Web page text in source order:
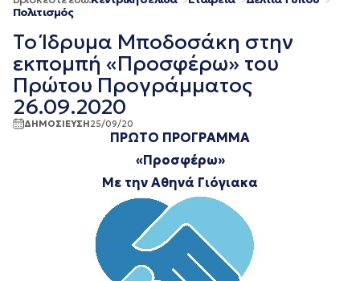
Πολιτισμός
Το Ίδρυμα Μποδοσάκη στην
εκπομπή «Προσφέρω» του
Πρώτου Προγράμματος
26.09.2020
ΔΗΜΟΣΙΕΥΣΗ25/09/20
ΠΡΩΤΟ ΠΡΟΓΡΑΜΜΑ
«Προσφέρω»
Με την Αθηνά Γιόγιακα